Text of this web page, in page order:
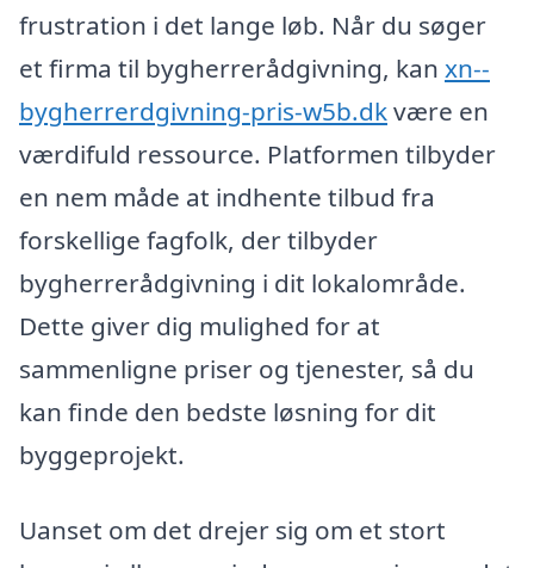
frustration i det lange løb. Når du søger
et firma til bygherrerådgivning, kan xn--
bygherrerdgivning-pris-w5b.dkvære en
værdifuld ressource. Platformen tilbyder
en nem måde at indhente tilbud fra
forskellige fagfolk, der tilbyder
bygherrerådgivning i dit lokalområde.
Dette giver dig mulighed for at
sammenligne priser og tjenester, så du
kan finde den bedste løsning for dit
byggeprojekt.
Uanset om det drejer sig om et stort